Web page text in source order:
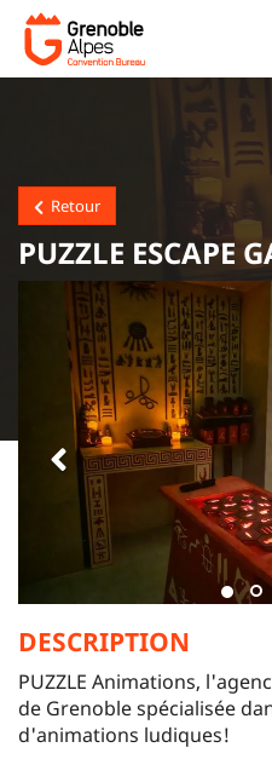
Retour
PUZZLE ESCAPE
DESCRIPTION
PUZZLE Animations,
de Grenoble spécialisée
d'animations ludiques!